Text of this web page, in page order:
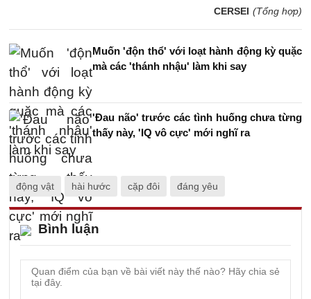
CERSEI (Tổng hợp)
Muốn 'độn thổ' với loạt hành động kỳ quặc
mà các 'thánh nhậu' làm khi say
'Đau não' trước các tình huống chưa từng
thấy này, 'IQ vô cực' mới nghĩ ra
động vật hài hước cặp đôi đáng yêu
Bình luận